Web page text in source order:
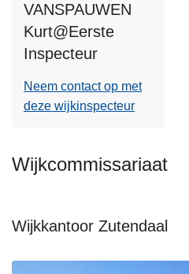
VANSPAUWEN
Kurt@Eerste
Inspecteur
Neem contact op met
deze wijkinspecteur
Wijkcommissariaat
Wijkkantoor Zutendaal